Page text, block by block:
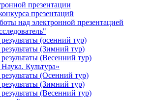
презентации
презентаций
над электронной презентацией
(осенний тур)
(Зимний тур)
(Весенний тур)
Культура»
(Осенний тур)
(Зимний тур)
(Весенний тур)